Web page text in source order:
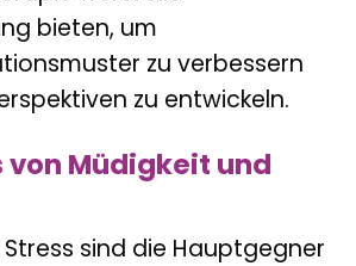
bieten, um
zu verbessern
zu entwickeln.
von Müdigkeit und
sind die Hauptgegner